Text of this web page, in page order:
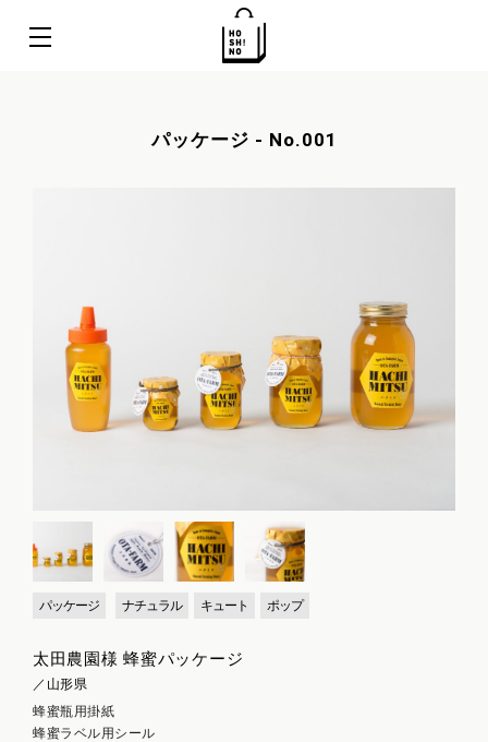
パッケージ - No.001
パッケージ ナチュラル キュート ポップ
太田農園様 蜂蜜パッケージ
／山形県
蜂蜜瓶用掛紙
蜂蜜ラベル用シール